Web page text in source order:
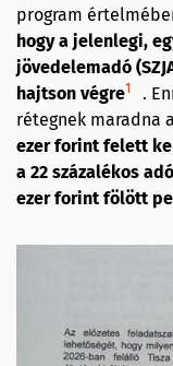
program
hogy a jelenlegi,
jövedelemadó
hajtson végre1
.
rétegnek maradna
ezer forint felett
a 22 százalékos
ezer forint fölött